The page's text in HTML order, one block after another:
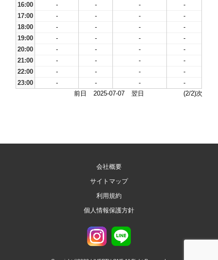
16:00
- - -
-
17:00
- - -
-
18:00
- - -
-
19:00
- - -
-
20:00
- - -
-
21:00
- - -
-
22:00
- - -
-
23:00
- - -
-
前日
2025-07-07 翌日 (2/2)次
会社概要
サイトマップ
利用規約
個人情報保護方針